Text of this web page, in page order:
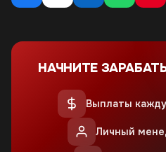
НАЧНИТЕ
Выплаты
Личный